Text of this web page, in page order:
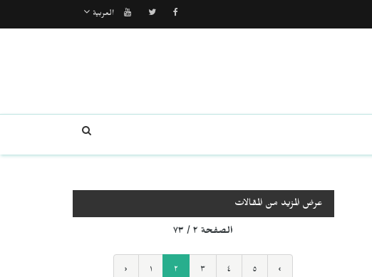
العربية
عرض المزيد من المقالات
الصفحة ٢ / ٧٣
‹ ١ ٢ ٣ ٤ ٥ ›